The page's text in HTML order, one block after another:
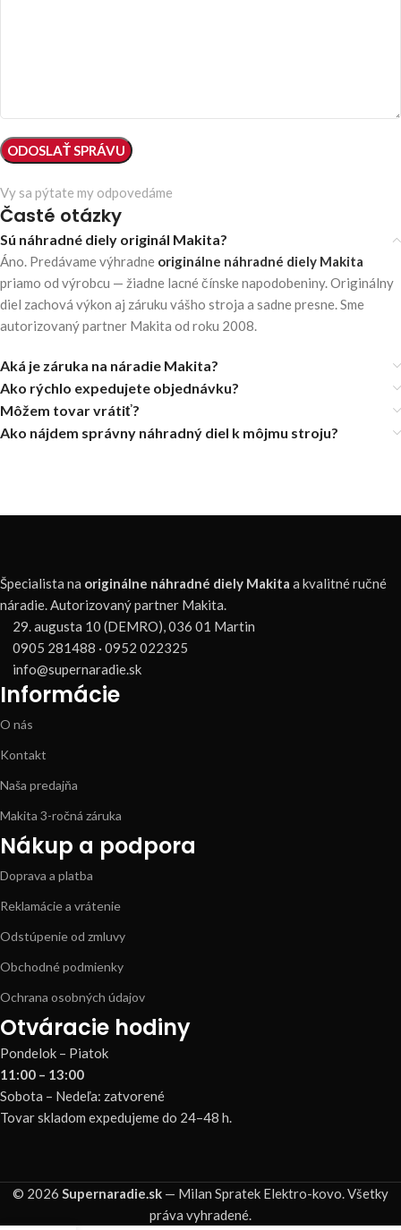
Vy sa pýtate my odpovedáme
Časté otázky
Sú náhradné diely originál Makita?
Áno. Predávame výhradne originálne náhradné diely Makita
priamo od výrobcu — žiadne lacné čínske napodobeniny. Originálny
diel zachová výkon aj záruku vášho stroja a sadne presne. Sme
autorizovaný partner Makita od roku 2008.
Aká je záruka na náradie Makita?
Ako rýchlo expedujete objednávku?
Môžem tovar vrátiť?
Ako nájdem správny náhradný diel k môjmu stroju?
Špecialista na originálne náhradné diely Makita a kvalitné ručné
náradie. Autorizovaný partner Makita.
29. augusta 10 (DEMRO), 036 01 Martin
0905 281488 · 0952 022325
info@supernaradie.sk
Informácie
O nás
Kontakt
Naša predajňa
Makita 3-ročná záruka
Nákup a podpora
Doprava a platba
Reklamácie a vrátenie
Odstúpenie od zmluvy
Obchodné podmienky
Ochrana osobných údajov
Otváracie hodiny
Pondelok – Piatok
11:00 – 13:00
Sobota – Nedeľa: zatvorené
Tovar skladom expedujeme do 24–48 h.
© 2026 Supernaradie.sk — Milan Spratek Elektro-kovo. Všetky
práva vyhradené.